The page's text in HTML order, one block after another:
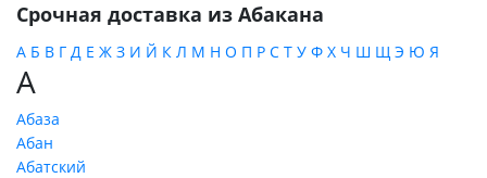
Срочная доставка из Абакана
А Б В Г Д Е Ж З И Й К Л М Н О П Р С Т У Ф Х Ч Ш Щ Э Ю Я
А
Абаза
Абан
Абатский